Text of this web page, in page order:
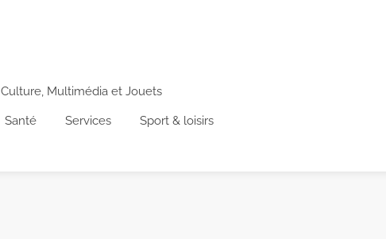
Culture, Multimédia et Jouets
Santé Services Sport & loisirs